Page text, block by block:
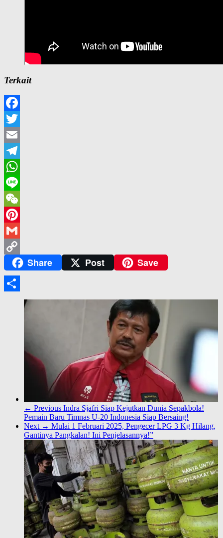
Terkait
Facebook
Twitter
Email
Telegram
WhatsApp
Line
WeChat
Pinterest
Gmail
Copy
Link
Share Post Save
← Previous Indra Sjafri Siap Kejutkan Dunia Sepakbola!
Pemain Baru Timnas U-20 Indonesia Siap Bersaing!
Next → Mulai 1 Februari 2025, Pengecer LPG 3 Kg Hilang,
Gantinya Pangkalan! Ini Penjelasannya!”